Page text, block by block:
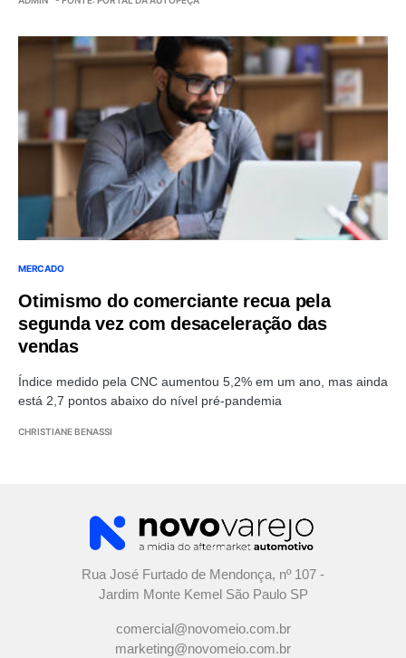
MERCADO
Otimismo do comerciante recua pela
segunda vez com desaceleração das
vendas
Índice medido pela CNC aumentou 5,2% em um ano, mas ainda
está 2,7 pontos abaixo do nível pré-pandemia
CHRISTIANE BENASSI
Rua José Furtado de Mendonça, nº 107 -
Jardim Monte Kemel São Paulo SP
comercial@novomeio.com.br
marketing@novomeio.com.br